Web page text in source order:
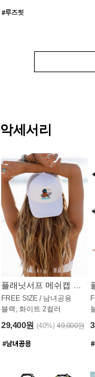
악세서리
FREE SIZE / 남녀공용
블랙, 화이트 2컬러
29,400원 (40%) 49,000원